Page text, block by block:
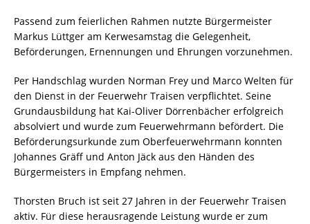
Passend zum feierlichen Rahmen nutzte Bürgermeister
Markus Lüttger am Kerwesamstag die Gelegenheit,
Beförderungen, Ernennungen und Ehrungen vorzunehmen.
Per Handschlag wurden Norman Frey und Marco Welten für
den Dienst in der Feuerwehr Traisen verpflichtet. Seine
Grundausbildung hat Kai-Oliver Dörrenbächer erfolgreich
absolviert und wurde zum Feuerwehrmann befördert. Die
Beförderungsurkunde zum Oberfeuerwehrmann konnten
Johannes Gräff und Anton Jäck aus den Händen des
Bürgermeisters in Empfang nehmen.
Thorsten Bruch ist seit 27 Jahren in der Feuerwehr Traisen
aktiv. Für diese herausragende Leistung wurde er zum